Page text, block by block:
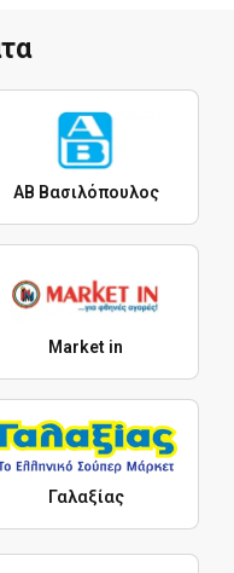
ΑΒ Βασιλόπουλος
Market in
Γαλαξίας